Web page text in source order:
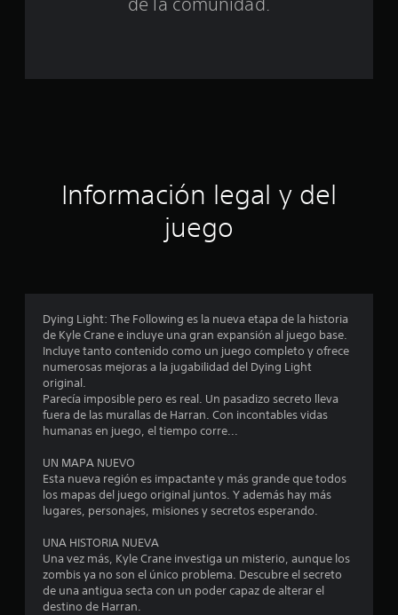
r
l
a
s
e
n
o
t
Información legal y del
juego
Dying Light: The Following es la nueva etapa de la historia
de Kyle Crane e incluye una gran expansión al juego base.
Incluye tanto contenido como un juego completo y ofrece
numerosas mejoras a la jugabilidad del Dying Light
original.
Parecía imposible pero es real. Un pasadizo secreto lleva
fuera de las murallas de Harran. Con incontables vidas
humanas en juego, el tiempo corre...
UN MAPA NUEVO
Esta nueva región es impactante y más grande que todos
los mapas del juego original juntos. Y además hay más
lugares, personajes, misiones y secretos esperando.
UNA HISTORIA NUEVA
Una vez más, Kyle Crane investiga un misterio, aunque los
zombis ya no son el único problema. Descubre el secreto
de una antigua secta con un poder capaz de alterar el
destino de Harran.